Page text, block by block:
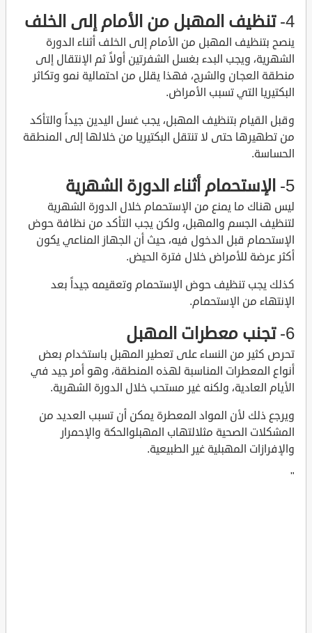
4- تنظيف المهبل من الأمام إلى الخلف
ينصح بتنظيف المهبل من الأمام إلى الخلف أثناء الدورة
الشهرية، ويجب البدء بغسل الشفرتين أولاً ثم الإنتقال إلى
منطقة العجان والشرج، فهذا يقلل من احتمالية نمو وتكاثر
البكتيريا التي تسبب الأمراض.
وقبل القيام بتنظيف المهبل، يجب غسل اليدين جيداً والتأكد
من تطهيرها حتى لا تنتقل البكتيريا من خلالها إلى المنطقة
الحساسة.
5- الإستحمام أثناء الدورة الشهرية
ليس هناك ما يمنع من الإستحمام خلال الدورة الشهرية
لتنظيف الجسم والمهبل، ولكن يجب التأكد من نظافة حوض
الإستحمام قبل الدخول فيه، حيث أن الجهاز المناعي يكون
أكثر عرضة للأمراض خلال فترة الحيض.
كذلك يجب تنظيف حوض الإستحمام وتعقيمه جيداً بعد
الإنتهاء من الإستحمام.
6- تجنب معطرات المهبل
تحرص كثير من النساء على تعطير المهبل باستخدام بعض
أنواع المعطرات المناسبة لهذه المنطقة، وهو أمر جيد في
الأيام العادية، ولكنه غير مستحب خلال الدورة الشهرية.
ويرجع ذلك لأن المواد المعطرة يمكن أن تسبب العديد من
المشكلات الصحية مثلالتهاب المهبلوالحكة والإحمرار
والإفرازات المهبلية غير الطبيعية.
"